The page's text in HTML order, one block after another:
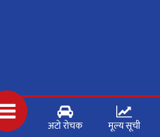
अटो रोचक मूल्य सूची